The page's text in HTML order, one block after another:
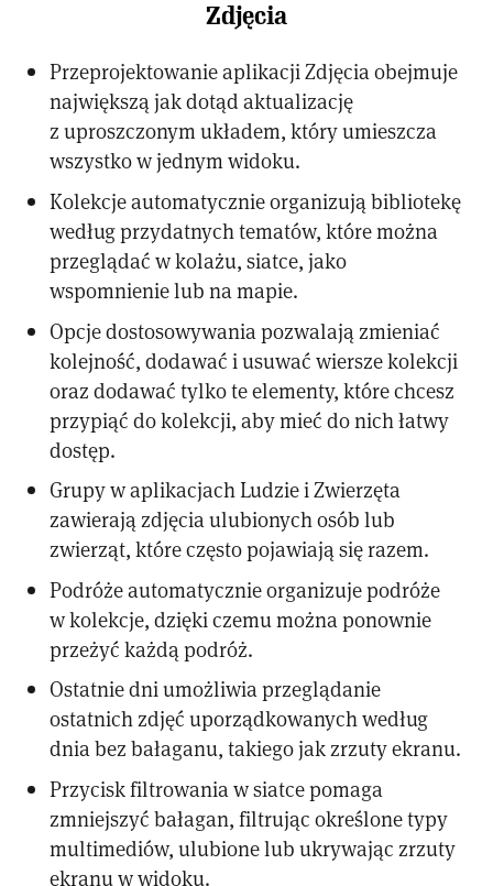
Zdjęcia
Przeprojektowanie aplikacji Zdjęcia obejmuje
największą jak dotąd aktualizację
z uproszczonym układem, który umieszcza
wszystko w jednym widoku.
Kolekcje automatycznie organizują bibliotekę
według przydatnych tematów, które można
przeglądać w kolażu, siatce, jako
wspomnienie lub na mapie.
Opcje dostosowywania pozwalają zmieniać
kolejność, dodawać i usuwać wiersze kolekcji
oraz dodawać tylko te elementy, które chcesz
przypiąć do kolekcji, aby mieć do nich łatwy
dostęp.
Grupy w aplikacjach Ludzie i Zwierzęta
zawierają zdjęcia ulubionych osób lub
zwierząt, które często pojawiają się razem.
Podróże automatycznie organizuje podróże
w kolekcje, dzięki czemu można ponownie
przeżyć każdą podróż.
Ostatnie dni umożliwia przeglądanie
ostatnich zdjęć uporządkowanych według
dnia bez bałaganu, takiego jak zrzuty ekranu.
Przycisk filtrowania w siatce pomaga
zmniejszyć bałagan, filtrując określone typy
multimediów, ulubione lub ukrywając zrzuty
ekranu w widoku.